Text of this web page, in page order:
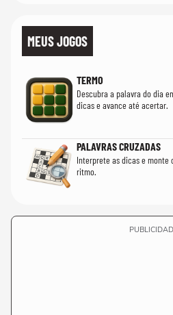
MEUS JOGOS
TERMO
Descubra a palavra do dia
dicas e avance até acertar.
PALAVRAS CRUZADAS
Interprete as dicas e
ritmo.